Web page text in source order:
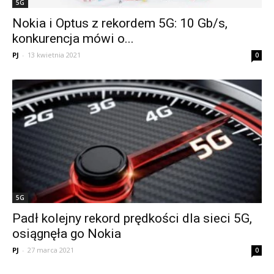
5G
Nokia i Optus z rekordem 5G: 10 Gb/s,
konkurencja mówi o...
PJ - 13 kwietnia 2021 0
5G
Padł kolejny rekord prędkości dla sieci 5G,
osiągnęła go Nokia
PJ - 27 marca 2021 0